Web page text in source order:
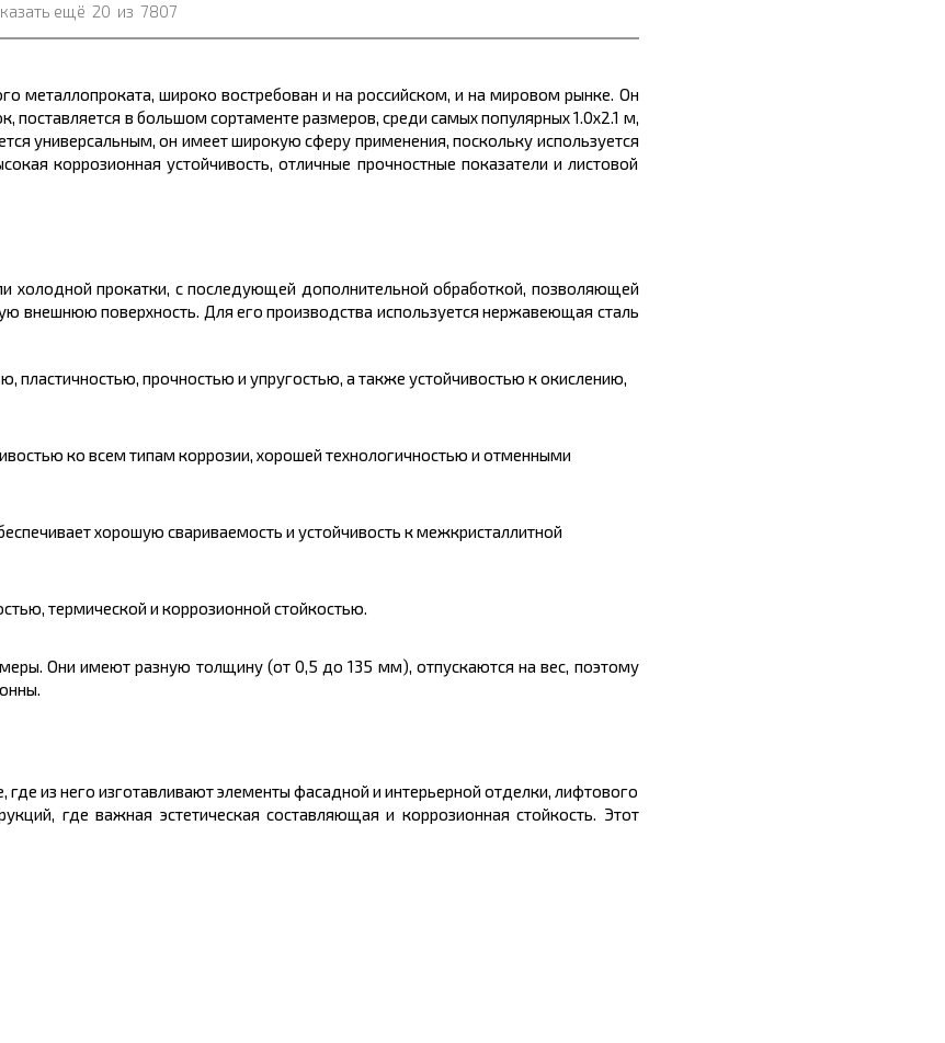
ещё 20 из 7807
металлопроката, широко востребован и на российском, и на мировом рынке. Он
поставляется в большом сортаменте размеров, среди самых популярных 1.0х2.1 м,
универсальным, он имеет широкую сферу применения, поскольку используется
коррозионная устойчивость, отличные прочностные показатели и листовой
холодной прокатки, с последующей дополнительной обработкой, позволяющей
внешнюю поверхность. Для его производства используется нержавеющая сталь
прочностью и упругостью, а также устойчивостью к окислению,
ко всем типам коррозии, хорошей технологичностью и отменными
хорошую свариваемость и устойчивость к межкристаллитной
термической и коррозионной стойкостью.
Они имеют разную толщину(от 0,5 до 135 мм), отпускаются на вес, поэтому
из него изготавливают элементы фасадной и интерьерной отделки, лифтового
где важная эстетическая составляющая и коррозионная стойкость. Этот